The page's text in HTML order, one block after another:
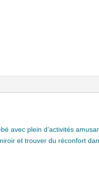
avec plein d’activités
et trouver du réconfort